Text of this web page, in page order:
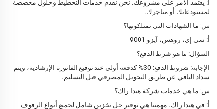
أ: يعتمد الأمر على مشروعك. نحن نقدم خدمات التخطيط وحلول مخصصة
لمستودعاتك أو متاجرك.
س: ما الشهادات التي تمتلكونها؟
أ: سي إي، روهس، آيزو 9001
السؤال: ما هو شرط الدفع؟
الإجابة: شروط الدفع: 30% كدفعة أولى عند توقيع الفاتورة الإرشادية، ويتم
سداد الباقي عن طريق التحويل المصرفي قبل التسليم.
س: ما هي خدمات شركة هيدا راك؟
أ: في هيدا راك، مهمتنا هي توفير حل تخزين شامل لجميع أنواع الرفوف